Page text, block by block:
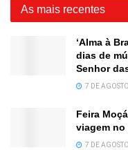
As mais recentes
‘Alma à
dias de
Senhor
7 DE
Feira
viagem no
7 DE